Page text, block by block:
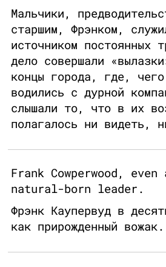
Мальчики,
старшим, Фрэнком,
источником постоянных
дело совершали
концы города, где,
водились с дурной
слышали то, что в их
полагалось ни видеть,
Frank Cowperwood,
natural-born leader.
Фрэнк Каупервуд в
как прирожденный вожак.